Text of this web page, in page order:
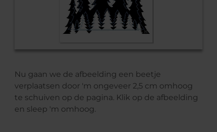
Nu gaan we de afbeelding een beetje
verplaatsen door 'm ongeveer 2,5 cm omhoog
te schuiven op de pagina. Klik op de afbeelding
en sleep 'm omhoog.